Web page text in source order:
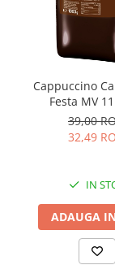
cafea).
Pentru un
dozaj de 25
Produsul
Cappuccino
Festa MV
39,00
32,49
IN
ADAUGA